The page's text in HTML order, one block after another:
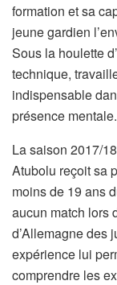
formation et sa
jeune gardien
Sous la houlette
technique,
indispensable
présence mentale.
La saison 2017/
Atubolu reçoit sa
moins de 19 ans
aucun match lors
d’Allemagne des
expérience lui
comprendre les